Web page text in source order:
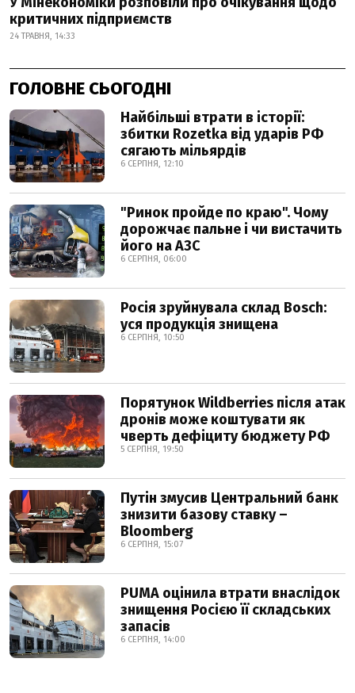
критичних підприємств
24 ТРАВНЯ, 14:33
ГОЛОВНЕ СЬОГОДНІ
Найбільші втрати в історії:
збитки Rozetka від ударів РФ
сягають мільярдів
6 СЕРПНЯ, 12:10
"Ринок пройде по краю". Чому
дорожчає пальне і чи вистачить
його на АЗС
6 СЕРПНЯ, 06:00
Росія зруйнувала склад Bosch:
уся продукція знищена
6 СЕРПНЯ, 10:50
Порятунок Wildberries після атак
дронів може коштувати як
чверть дефіциту бюджету РФ
5 СЕРПНЯ, 19:50
Путін змусив Центральний банк
знизити базову ставку –
Bloomberg
6 СЕРПНЯ, 15:07
PUMA оцінила втрати внаслідок
знищення Росією її складських
запасів
6 СЕРПНЯ, 14:00